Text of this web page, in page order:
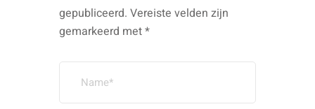
gepubliceerd. Vereiste velden zijn
gemarkeerd met*